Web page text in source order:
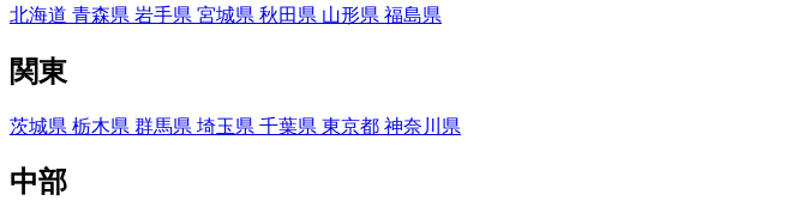
北海道 青森県 岩手県 宮城県 秋田県 山形県 福島県
関東
茨城県 栃木県 群馬県 埼玉県 千葉県 東京都 神奈川県
中部